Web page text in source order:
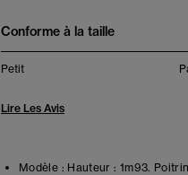
Conforme à la taille
Petit
Lire Les Avis
Modèle : Hauteur : 1m93.